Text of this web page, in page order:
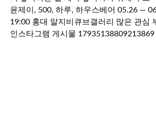
인스타그램 게시물 17935138809213869